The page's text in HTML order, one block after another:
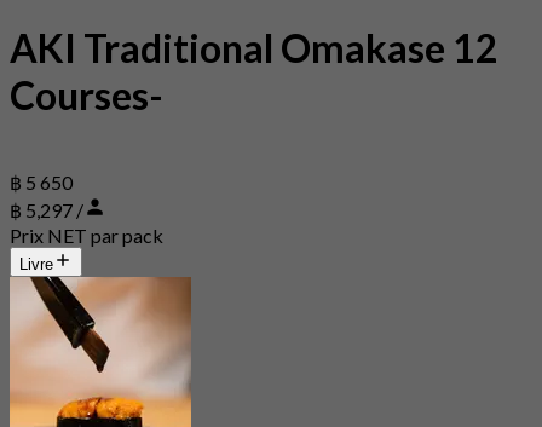
AKI Traditional Omakase 12
Courses-
฿ 5 650
฿ 5,297 /
Prix NET par pack
Livre